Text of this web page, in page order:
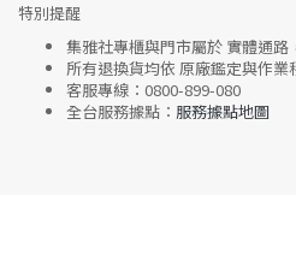
特別提醒
集雅社專櫃與門市屬於 實體通路
所有退換貨均依 原廠鑑定與作業
客服專線： 0800-899-080
全台服務據點： 服務據點地圖